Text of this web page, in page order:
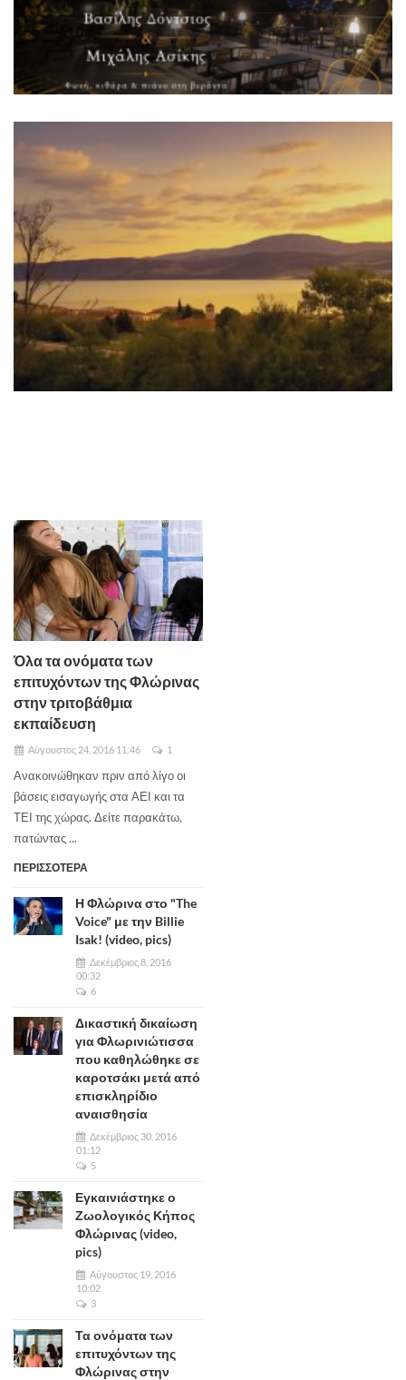
Όλα τα ονόματα των
επιτυχόντων της Φλώρινας
στην τριτοβάθμια
εκπαίδευση
Αύγουστος 24, 2016 11:46 1
Ανακοινώθηκαν πριν από λίγο οι
βάσεις εισαγωγής στα ΑΕΙ και τα
ΤΕΙ της χώρας. Δείτε παρακάτω,
πατώντας ...
ΠΕΡΙΣΣΟΤΕΡΑ
Η Φλώρινα στο "The
Voice" με την Billie
Isak! (video, pics)
Δεκέμβριος 8, 2016
00:32
6
Δικαστική δικαίωση
για Φλωρινιώτισσα
που καθηλώθηκε σε
καροτσάκι μετά από
επισκληρίδιο
αναισθησία
Δεκέμβριος 30, 2016
01:12
5
Εγκαινιάστηκε ο
Ζωολογικός Κήπος
Φλώρινας (video,
pics)
Αύγουστος 19, 2016
10:02
3
Τα ονόματα των
επιτυχόντων της
Φλώρινας στην